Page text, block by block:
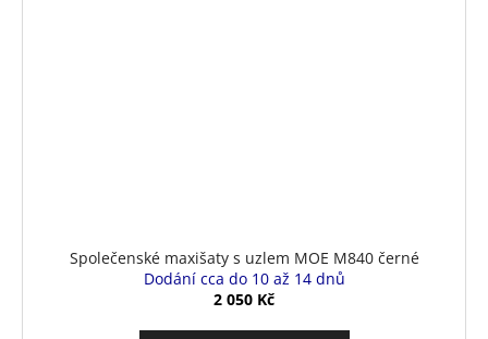
Společenské maxišaty s uzlem MOE M840 černé
Dodání cca do 10 až 14 dnů
2 050 Kč